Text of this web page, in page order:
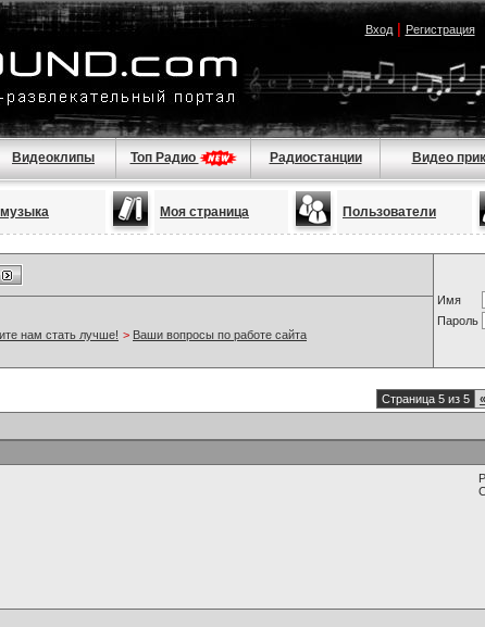
Вход| Регистрация
Видеоклипы Топ Радио Радиостанции Видео
Моя страница Пользователи
Имя
Пароль
нам стать лучше! > Ваши вопросы по работе сайта
Страница 5 из 5 «